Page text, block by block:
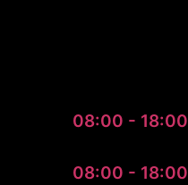
08:00 - 18:00
08:00 - 18:00